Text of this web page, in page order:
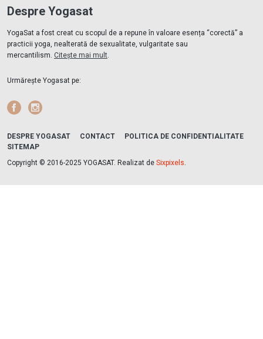
Despre Yogasat
YogaSat a fost creat cu scopul de a repune în valoare esența “corectă” a
practicii yoga, nealterată de sexualitate, vulgaritate sau
mercantilism. Citește mai mult.
Urmărește Yogasat pe:
Facebook
DESPRE YOGASAT CONTACT
POLITICA DE CONFIDENTIALITATE
SITEMAP
Copyright © 2016-2025 YOGASAT. Realizat de Sixpixels.